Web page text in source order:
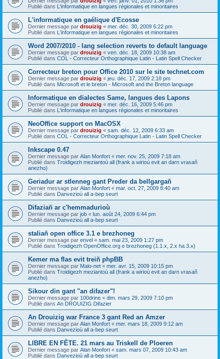
Publié dans L'informatique en langues régionales et minoritaires
L'informatique en gaélique d'Ecosse
Dernier message par drouizig « mer. déc. 30, 2009 6:22 pm
Publié dans L'informatique en langues régionales et minoritaires
Word 2007/2010 - lang selection reverts to default language
Dernier message par drouizig « ven. déc. 18, 2009 10:38 am
Publié dans COL - Correcteur Orthographique Latin - Latin Spell Checker
Correcteur breton pour Office 2010 sur le site technet.com
Dernier message par drouizig « jeu. déc. 17, 2009 2:18 pm
Publié dans Microsoft et le breton - Microsoft and the Breton language
Informatique en dialectes Same, langues des Lapons
Dernier message par drouizig « mer. déc. 16, 2009 5:46 pm
Publié dans L'informatique en langues régionales et minoritaires
NeoOffice support on MacOSX
Dernier message par drouizig « sam. déc. 12, 2009 6:33 am
Publié dans COL - Correcteur Orthographique Latin - Latin Spell Checker
Inkscape 0.47
Dernier message par Alan Monfort « mer. nov. 25, 2009 7:18 am
Publié dans Troidigezh meziantoù all (frank a wirioù evit an darn vrasañ
anezho)
Geriadur ar stlenneg gant Preder da bellgargañ
Dernier message par Alan Monfort « mar. oct. 27, 2009 8:40 am
Publié dans Danvezioù all a-bep seurt
Difaziañ ar c'hemmadurioù
Dernier message par job « lun. août 24, 2009 6:44 pm
Publié dans Danvezioù all a-bep seurt
staliañ open office 3.1 e brezhoneg
Dernier message par envel « sam. mai 23, 2009 1:27 pm
Publié dans Troidigezh OpenOffice.org e brezhoneg (1.1.x, 2.x ha 3.x)
Kemer ma flas evit treiñ phpBB
Dernier message par Malo-net « mer. avr. 15, 2009 10:15 pm
Publié dans Troidigezh meziantoù all (frank a wirioù evit an darn vrasañ
anezho)
Sikour din gant "an difazer"!
Dernier message par 100drine « dim. mars 29, 2009 7:10 pm
Publié dans An DROUIZIG Difazier
An Drouizig war France 3 gant Red an Amzer
Dernier message par Alan Monfort « mer. mars 18, 2009 9:12 am
Publié dans Danvezioù all a-bep seurt
LIBRE EN FÊTE. 21 mars au Triskell de Ploeren
Dernier message par Alan Monfort « sam. mars 07, 2009 10:43 am
Publié dans Danvezioù all a-bep seurt